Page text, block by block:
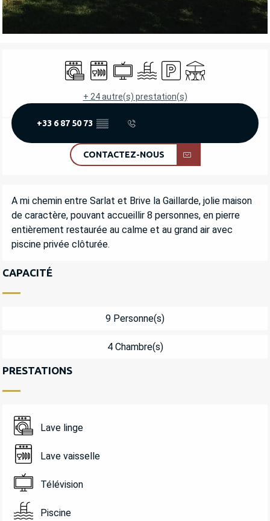
OUVERTURE ET COORDONNÉES
Lave lingeLave vaisselle
Télévision
PiscineParkingTerrasse
+ 24 autre(s) prestation(s)
+33 6 87 50 73 ▒▒
CONTACTEZ-NOUS
DESCRIPTION
A mi chemin entre Sarlat et Brive la Gaillarde, jolie maison
de caractère, pouvant accueillir 8 personnes, en pierre
entièrement restaurée au calme et au grand air avec
piscine privée clôturée.
CAPACITÉ
9 Personne(s)
4 Chambre(s)
PRESTATIONS
Lave linge
Lave vaisselle
Télévision
Piscine